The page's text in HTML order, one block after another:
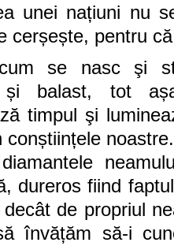
unei națiuni nu
cerșește, pentru
se nasc şi
și balast, tot
timpul şi
conștiințele
dureros fiind
decât de propriul
învățăm să-i